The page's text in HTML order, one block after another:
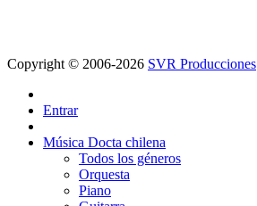
Copyright © 2006-2026 SVR Producciones
Entrar
Música Docta chilena
Todos los géneros
Orquesta
Piano